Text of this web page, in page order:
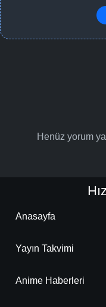
Henüz yorum
Anasayfa
Yayın Takvimi
Anime Haberleri